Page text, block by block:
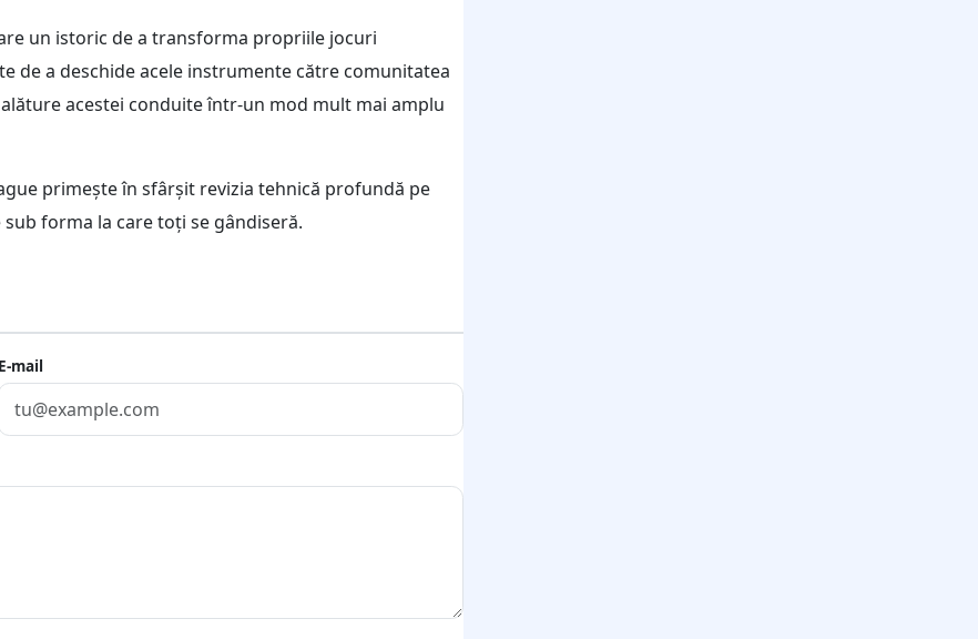
un istoric de a transforma propriile jocuri
de a deschide acele instrumente către comunitatea
acestei conduite într-un mod mult mai amplu
primește în sfârșit revizia tehnică profundă pe
forma la care toți se gândiseră.
E-mail